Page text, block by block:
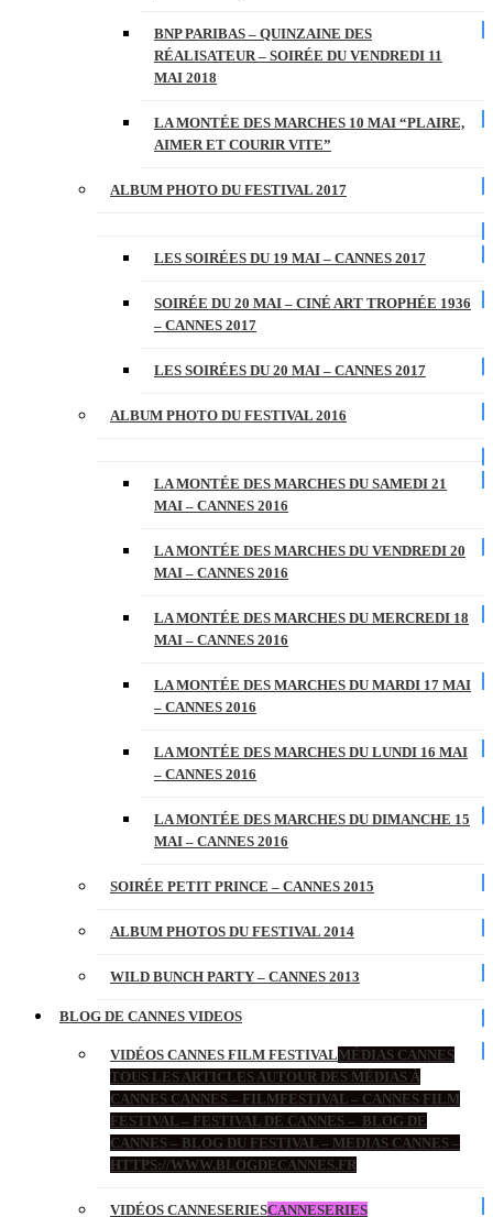
BNP PARIBAS – QUINZAINE DES
RÉALISATEUR – SOIRÉE DU VENDREDI 11
MAI 2018
LA MONTÉE DES MARCHES 10 MAI “PLAIRE,
AIMER ET COURIR VITE”
ALBUM PHOTO DU FESTIVAL 2017
LES SOIRÉES DU 19 MAI – CANNES 2017
SOIRÉE DU 20 MAI – CINÉ ART TROPHÉE 1936
– CANNES 2017
LES SOIRÉES DU 20 MAI – CANNES 2017
ALBUM PHOTO DU FESTIVAL 2016
LA MONTÉE DES MARCHES DU SAMEDI 21
MAI – CANNES 2016
LA MONTÉE DES MARCHES DU VENDREDI 20
MAI – CANNES 2016
LA MONTÉE DES MARCHES DU MERCREDI 18
MAI – CANNES 2016
LA MONTÉE DES MARCHES DU MARDI 17 MAI
– CANNES 2016
LA MONTÉE DES MARCHES DU LUNDI 16 MAI
– CANNES 2016
LA MONTÉE DES MARCHES DU DIMANCHE 15
MAI – CANNES 2016
SOIRÉE PETIT PRINCE – CANNES 2015
ALBUM PHOTOS DU FESTIVAL 2014
WILD BUNCH PARTY – CANNES 2013
BLOG DE CANNES VIDEOS
VIDÉOS CANNES FILM FESTIVALMÉDIAS CANNES
TOUS LES ARTICLES AUTOUR DES MÉDIAS À
CANNES CANNES – FILMFESTIVAL – CANNES FILM
FESTIVAL – FESTIVAL DE CANNES – BLOG DE
CANNES – BLOG DU FESTIVAL – MEDIAS CANNES –
HTTPS://WWW.BLOGDECANNES.FR
VIDÉOS CANNESERIESCANNESERIES